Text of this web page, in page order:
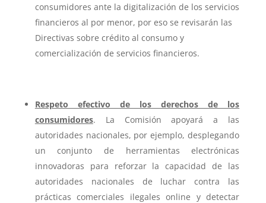
consumidores ante la digitalización de los servicios
financieros al por menor, por eso se revisarán las
Directivas sobre crédito al consumo y
comercialización de servicios financieros.
Respeto efectivo de los derechos de los
consumidores. La Comisión apoyará a las
autoridades nacionales, por ejemplo, desplegando
un conjunto de herramientas electrónicas
innovadoras para reforzar la capacidad de las
autoridades nacionales de luchar contra las
prácticas comerciales ilegales online y detectar